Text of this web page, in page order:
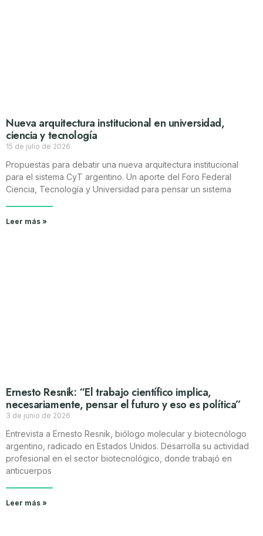
Nueva arquitectura institucional en universidad,
ciencia y tecnología
15 de julio de 2026
Propuestas para debatir una nueva arquitectura institucional
para el sistema CyT argentino. Un aporte del Foro Federal
Ciencia, Tecnología y Universidad para pensar un sistema
Leer más »
Ernesto Resnik: “El trabajo científico implica,
necesariamente, pensar el futuro y eso es política”
3 de junio de 2026
Entrevista a Ernesto Resnik, biólogo molecular y biotecnólogo
argentino, radicado en Estados Unidos. Desarrolla su actividad
profesional en el sector biotecnológico, donde trabajó en
anticuerpos
Leer más »